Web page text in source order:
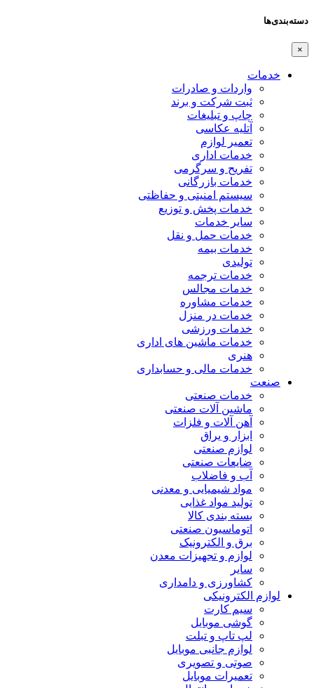
دسته‌بندی‌ها
×
خدمات
واردات و صادرات
ثبت شرکت و برند
چاپ و تبلیغات
آتلیه عکاسی
تعمیر لوازم
خدمات اداری
تفریح و سرگرمی
خدمات بازرگانی
سیستم امنیتی و حفاظتی
خدمات پخش و توزیع
سایر خدمات
خدمات حمل و نقل
خدمات بیمه
تولیدی
خدمات ترجمه
خدمات مجالس
خدمات مشاوره
خدمات در منزل
خدمات ورزشی
خدمات ماشین های اداری
هنری
خدمات مالی و حسابداری
صنعت
خدمات صنعتی
ماشین آلات صنعتی
آهن آلات و فلزات
ابزار و یراق
لوازم صنعتی
ضایعات صنعتی
آب و فاضلاب
مواد شیمیایی و معدنی
تولید مواد غذایی
بسته بندی کالا
اتوماسیون صنعتی
برق و الکترونیک
لوازم و تجهیزات معدن
سایر
کشاورزی و دامداری
لوازم الکترونیکی
سیم کارت
گوشی موبایل
لپ تاپ و تبلت
لوازم جانبی موبایل
صوتی و تصویری
تعمیرات موبایل